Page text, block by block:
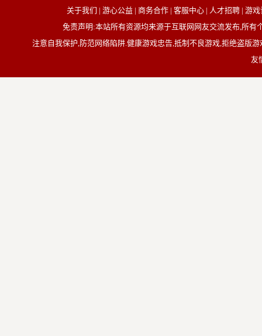
关于我们 | 游心公益 | 商务合作 | 客服中心 | 人才招聘 | 游
免责声明:本站所有资源均来源于互联网网友交流发布,所
注意自我保护,防范网络陷阱.健康游戏忠告,抵制不良游戏,拒绝盗版
友